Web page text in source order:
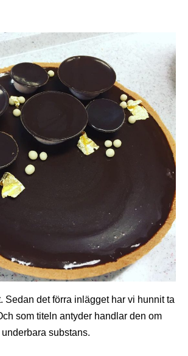
Sedan det förra inlägget har vi hunnit ta
som titeln antyder handlar den om
substans.